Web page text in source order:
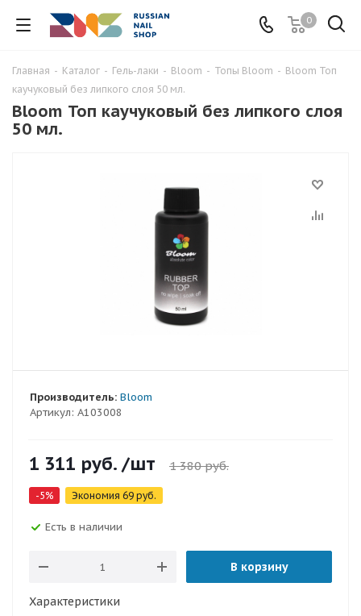
0
Главная - Каталог - Гель-лаки - Bloom - Топы Bloom - Bloom Топ
каучуковый без липкого слоя 50 мл.
Bloom Топ каучуковый без липкого слоя
50 мл.
Артикул: A103008
Производитель: Bloom
1 311 руб. /шт 1 380руб.
-5% Экономия 69 руб.
Есть в наличии
В корзину
Характеристики